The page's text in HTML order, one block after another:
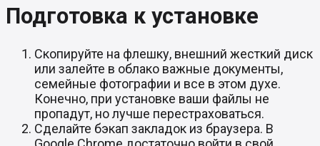
Подготовка к установке
Скопируйте на флешку, внешний жесткий диск
или залейте в облако важные документы,
семейные фотографии и все в этом духе.
Конечно, при установке ваши файлы не
пропадут, но лучше перестраховаться.
Сделайте бэкап закладок из браузера. В